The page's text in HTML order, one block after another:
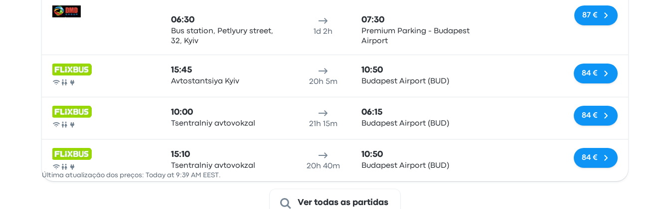
06:30
Bus station, Petlyury street,
32, Kyiv
1d 2h
07:30
Premium Parking - Budapest
Airport
Sem etiquetas
87 €
Autocarro
15:45
Avtostantsiya Kyiv 20h 5m
10:50
Budapest Airport (BUD)
Sem etiquetas
84 €
Autocarro
10:00
Tsentralniy avtovokzal 21h 15m
06:15
Budapest Airport (BUD)
Sem etiquetas
84 €
Autocarro
15:10
Tsentralniy avtovokzal 20h 40m
10:50
Budapest Airport (BUD)
Sem etiquetas
84 €
Última atualização dos preços: Today at 9:39 AM EEST.
Ver todas as partidas